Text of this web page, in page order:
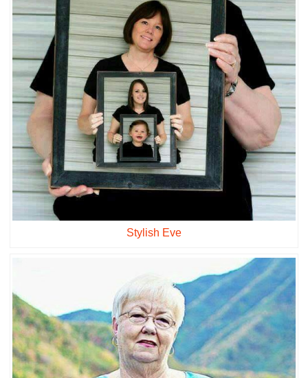
Stylish Eve